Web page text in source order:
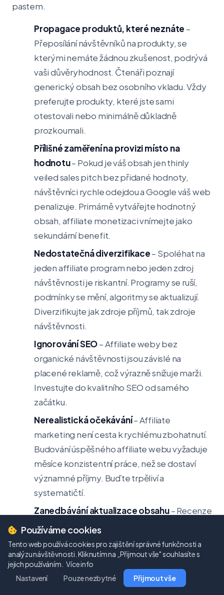
pastem.
Propagace produktů, které neznáte –
Přeposílání návštěvníků na produkty, se
kterými nemáte žádnou zkušenost, podrývá
vaši důvěryhodnost. Čtenáři poznají
generický obsah bez osobního vkladu. Vždy
preferujte produkty, které jste sami
otestovali nebo minimálně důkladně
prozkoumali.
Přílišné zaměření na provizi místo na
hodnotu– Pokud je váš obsah jen thinly
veiled sales pitch bez přidané hodnoty,
návštěvníci rychle odejdou a Google váš web
penalizuje. Primárně vytvářejte hodnotný
obsah, affiliate monetizaci vnímejte jako
sekundární benefit.
Nedostatečná diverzifikace– Spoléhat na
jeden affiliate program nebo jeden zdroj
návštěvnosti je riskantní. Programy se ruší,
podmínky se mění, algoritmy se aktualizují.
Diverzifikujte jak zdroje příjmů, tak zdroje
návštěvnosti.
Ignorování SEO– Affiliate weby bez
organické návštěvnosti jsou závislé na
placené reklamě, což výrazně snižuje marži.
Investujte do kvalitního SEO od samého
začátku.
Nerealistická očekávání– Affiliate
marketing není cesta k rychlému zbohatnutí.
Budování úspěšného affiliate webu vyžaduje
měsíce konzistentní práce, než se dostaví
významné příjmy. Buďte trpěliví a
systematičtí.
Zanedbávání aktualizace obsahu– Recenze
a srovnání zastarávají. Produkty se mění, ceny
se aktualizují, nové alternativy přicházejí na
trh. Pravidelně aktualizujte svůj obsah, aby
zůstal relevantní a přesný.
Špatná uživatelská zkušenost– Pomalý
Používáme cookies
Tento web používá cookies pro zajištění správné funkčnosti a
analýzu návštěvnosti. Kliknutím na „Přijmout vše" souhlasíte s
jejich používáním. Více info
Nastavení
Pouze nezbytné Přijmout vše